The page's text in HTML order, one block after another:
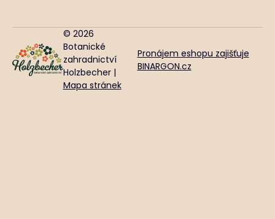
© 2026
Botanické
zahradnictví
Holzbecher |
Mapa stránek
Pronájem eshopu zajišťuje
BINARGON.cz